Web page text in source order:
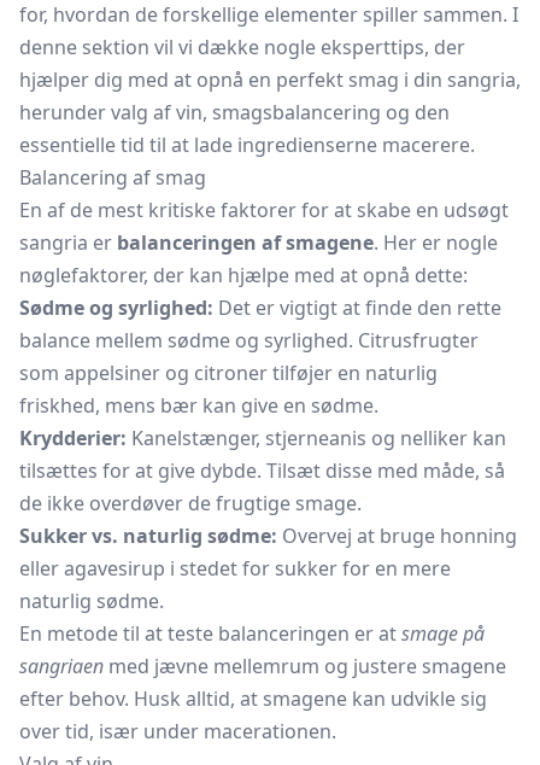
for, hvordan de forskellige elementer spiller sammen. I
denne sektion vil vi dække nogle eksperttips, der
hjælper dig med at opnå en perfekt smag i din sangria,
herunder valg af vin, smagsbalancering og den
essentielle tid til at lade ingredienserne macerere.
Balancering af smag
En af de mest kritiske faktorer for at skabe en udsøgt
sangria er balanceringen af smagene. Her er nogle
nøglefaktorer, der kan hjælpe med at opnå dette:
Sødme og syrlighed: Det er vigtigt at finde den rette
balance mellem sødme og syrlighed. Citrusfrugter
som appelsiner og citroner tilføjer en naturlig
friskhed, mens bær kan give en sødme.
Krydderier: Kanelstænger, stjerneanis og nelliker kan
tilsættes for at give dybde. Tilsæt disse med måde, så
de ikke overdøver de frugtige smage.
Sukker vs. naturlig sødme: Overvej at bruge honning
eller agavesirup i stedet for sukker for en mere
naturlig sødme.
En metode til at teste balanceringen er atsmage på
sangriaen med jævne mellemrum og justere smagene
efter behov. Husk alltid, at smagene kan udvikle sig
over tid, især under macerationen.